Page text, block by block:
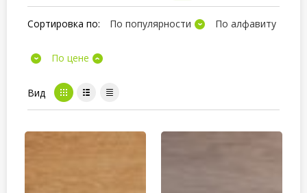
Сортировка по: По популярности По алфавиту
По цене
Вид